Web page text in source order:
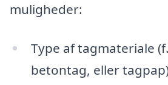
muligheder:
Type af tagmateriale
betontag, eller